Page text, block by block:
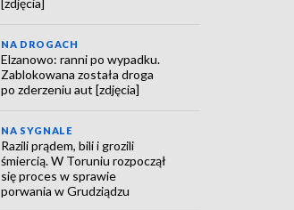
[zdjęcia]
NA DROGACH
Elzanowo: ranni po wypadku.
Zablokowana została droga
po zderzeniu aut [zdjęcia]
NA SYGNALE
Razili prądem, bili i grozili
śmiercią. W Toruniu rozpoczął
się proces w sprawie
porwania w Grudziądzu